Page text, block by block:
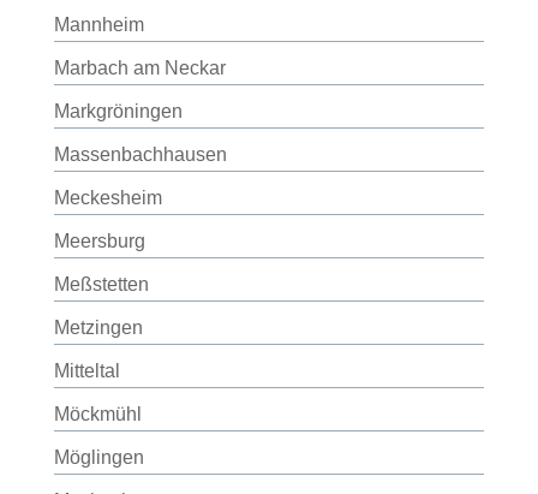
Mannheim
Marbach am Neckar
Markgröningen
Massenbachhausen
Meckesheim
Meersburg
Meßstetten
Metzingen
Mitteltal
Möckmühl
Möglingen